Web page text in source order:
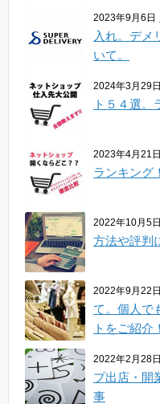
2023年9月6日
入れ。デメ
いて。
2024年3月29日
ト５４選。
2023年4月21日
ランキング
2022年10月5日
方法や評判
2022年9月22日
て。個人で
トをご紹介！
2022年2月28日
プ出店・開
事